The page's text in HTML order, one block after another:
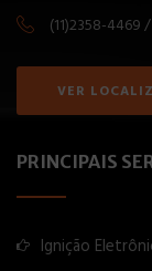
(11)2358-4469
VER
PRINCIPAIS
Ignição